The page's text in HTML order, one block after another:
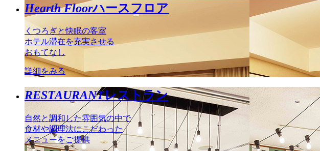
Hearth Floorハースフロア
くつろぎと快眠の客室
ホテル滞在を充実させる
おもてなし
詳細をみる
RESTAURANTレストラン
自然と調和した雰囲気の中で
食材や調理法にこだわった
メニューをご提供